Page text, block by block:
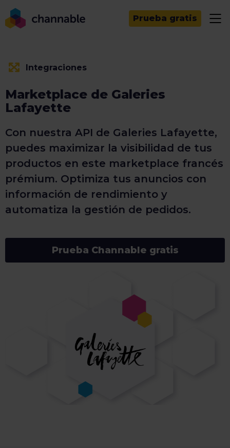
Prueba gratis
Integraciones
Marketplace de Galeries
Lafayette
Con nuestra API de Galeries Lafayette,
puedes maximizar la visibilidad de tus
productos en este marketplace francés
prémium. Optimiza tus anuncios con
información de rendimiento y
automatiza la gestión de pedidos.
Prueba Channable gratis